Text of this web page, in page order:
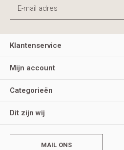
Klantenservice
Mijn account
Categorieën
Dit zijn wij
MAIL ONS